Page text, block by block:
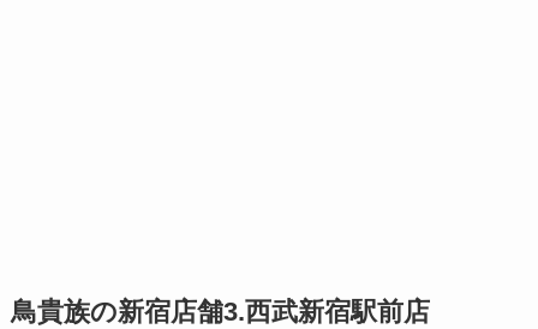
鳥貴族の新宿店舗3.西武新宿駅前店